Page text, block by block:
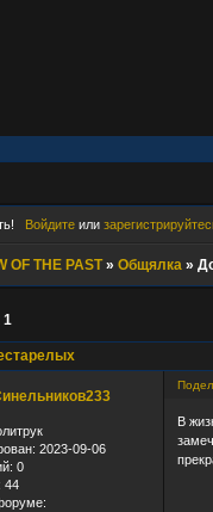
Войдитеили
OF THE PAST » Общялка »
1
: 2023-09-06
0
44
В